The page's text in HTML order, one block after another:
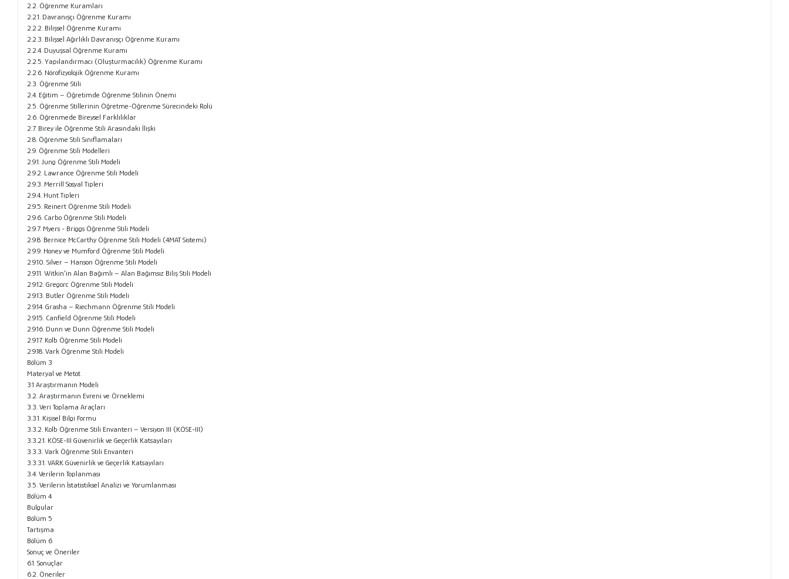
2.2. Öğrenme Kuramları
2.2.1. Davranışçı Öğrenme Kuramı
2.2.2. Bilişsel Öğrenme Kuramı
2.2.3. Bilişsel Ağırlıklı Davranışçı Öğrenme Kuramı
2.2.4. Duyuşsal Öğrenme Kuramı
2.2.5. Yapılandırmacı (Oluşturmacılık) Öğrenme Kuramı
2.2.6. Nörofizyolojik Öğrenme Kuramı
2.3. Öğrenme Stili
2.4. Eğitim – Öğretimde Öğrenme Stilinin Önemi
2.5. Öğrenme Stillerinin Öğretme-Öğrenme Sürecindeki Rolü
2.6. Öğrenmede Bireysel Farklılıklar
2.7. Birey ile Öğrenme Stili Arasındaki İlişki
2.8. Öğrenme Stili Sınıflamaları
2.9. Öğrenme Stili Modelleri
2.9.1. Jung Öğrenme Stili Modeli
2.9.2. Lawrance Öğrenme Stili Modeli
2.9.3. Merrill Sosyal Tipleri
2.9.4. Hunt Tipleri
2.9.5. Reinert Öğrenme Stili Modeli
2.9.6. Carbo Öğrenme Stili Modeli
2.9.7. Myers - Briggs Öğrenme Stili Modeli
2.9.8. Bernice McCarthy Öğrenme Stili Modeli (4MAT Sistemi)
2.9.9. Honey ve Mumford Öğrenme Stili Modeli
2.9.10. Silver – Hanson Öğrenme Stili Modeli
2.9.11. Witkin’in Alan Bağımlı – Alan Bağımsız Biliş Stili Modeli
2.9.12. Gregorc Öğrenme Stili Modeli
2.9.13. Butler Öğrenme Stili Modeli
2.9.14. Grasha – Riechmann Öğrenme Stili Modeli
2.9.15. Canfield Öğrenme Stili Modeli
2.9.16. Dunn ve Dunn Öğrenme Stili Modeli
2.9.17. Kolb Öğrenme Stili Modeli
2.9.18. Vark Öğrenme Stili Modeli
Bölüm 3
Materyal ve Metot
3.1 Araştırmanın Modeli
3.2. Araştırmanın Evreni ve Örneklemi
3.3. Veri Toplama Araçları
3.3.1. Kişisel Bilgi Formu
3.3.2. Kolb Öğrenme Stili Envanteri – Versiyon III (KÖSE-III)
3.3.2.1. KÖSE-III Güvenirlik ve Geçerlik Katsayıları
3.3.3. Vark Öğrenme Stili Envanteri
3.3.3.1. VARK Güvenirlik ve Geçerlik Katsayıları
3.4. Verilerin Toplanması
3.5. Verilerin İstatistiksel Analizi ve Yorumlanması
Bölüm 4
Bulgular
Bölüm 5
Tartışma
Bölüm 6
Sonuç ve Öneriler
6.1. Sonuçlar
6.2. Öneriler